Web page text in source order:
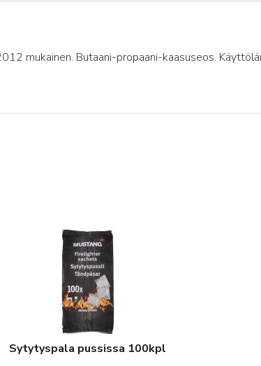
mukainen. Butaani-propaani-kaasuseos.
Sytytyspala pussissa 100kpl